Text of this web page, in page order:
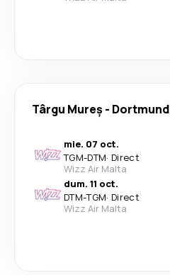
Târgu Mureș - Dortmund
mie. 07 oct.
TGM-DTM· Direct
Wizz Air Malta
dum. 11 oct.
DTM-TGM· Direct
Wizz Air Malta